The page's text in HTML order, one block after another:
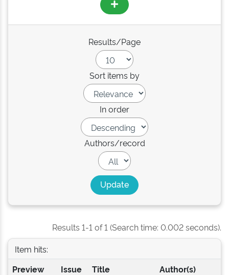
Results/Page
Sort items by
In order
Authors/record
Results 1-1 of 1 (Search time: 0.002 seconds).
Item hits:
Preview
Issue
Title Author(s)